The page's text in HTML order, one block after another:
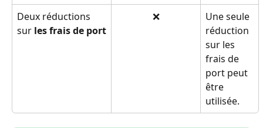
Deux réductions
sur les frais de port
❌
Une seule
réduction
sur les
frais de
port peut
être
utilisée.